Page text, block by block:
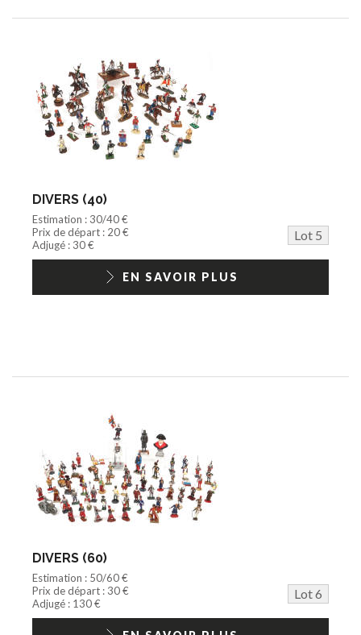
DIVERS (40)
Estimation : 30/40 €
Prix de départ : 20 €
Lot 5
Adjugé : 30 €
EN SAVOIR PLUS
DIVERS (60)
Estimation : 50/60 €
Prix de départ : 30 €
Lot 6
Adjugé : 130 €